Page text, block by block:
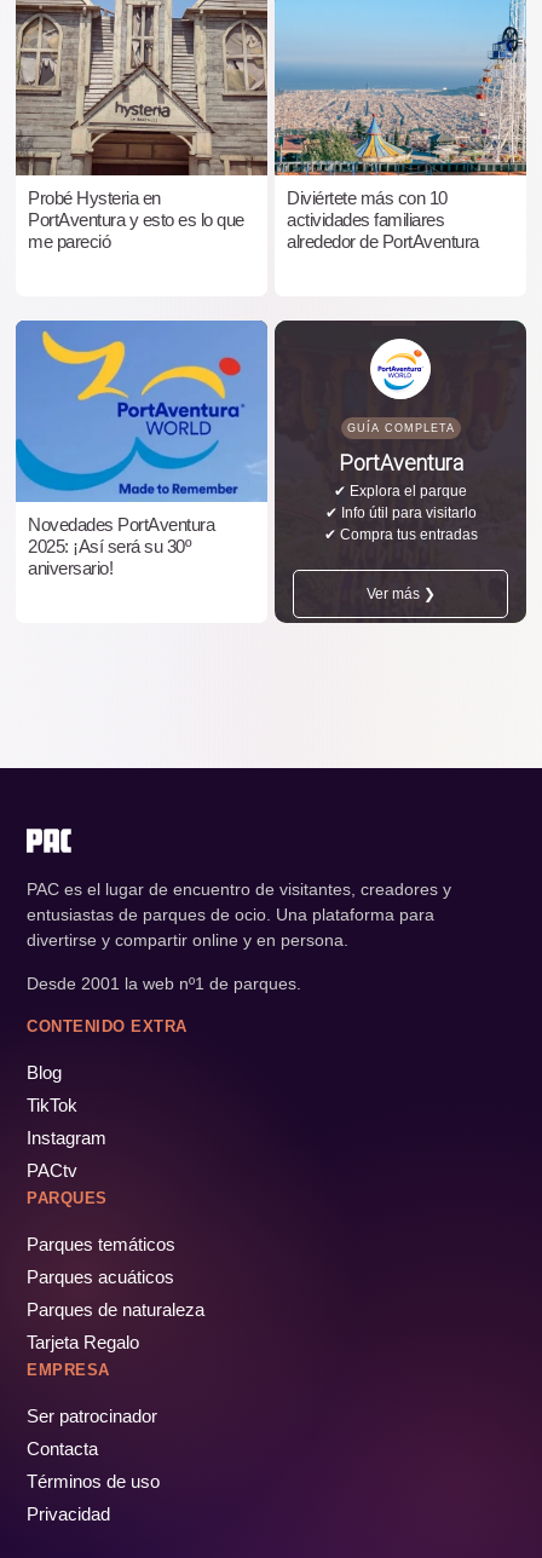
Probé Hysteria en
PortAventura y esto es lo que
me pareció
Diviértete más con 10
actividades familiares
alrededor de PortAventura
Novedades PortAventura
2025: ¡Así será su 30º
aniversario!
GUÍA COMPLETA
PortAventura
✔ Explora el parque
✔ Info útil para visitarlo
✔ Compra tus entradas
Ver más ❯
PAC es el lugar de encuentro de visitantes, creadores y
entusiastas de parques de ocio. Una plataforma para
divertirse y compartir online y en persona.
Desde 2001 la web nº1 de parques.
CONTENIDO EXTRA
Blog
TikTok
Instagram
PACtv
PARQUES
Parques temáticos
Parques acuáticos
Parques de naturaleza
Tarjeta Regalo
EMPRESA
Ser patrocinador
Contacta
Términos de uso
Privacidad